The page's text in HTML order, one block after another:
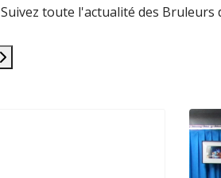
Suivez toute l'actualité des Bruleurs